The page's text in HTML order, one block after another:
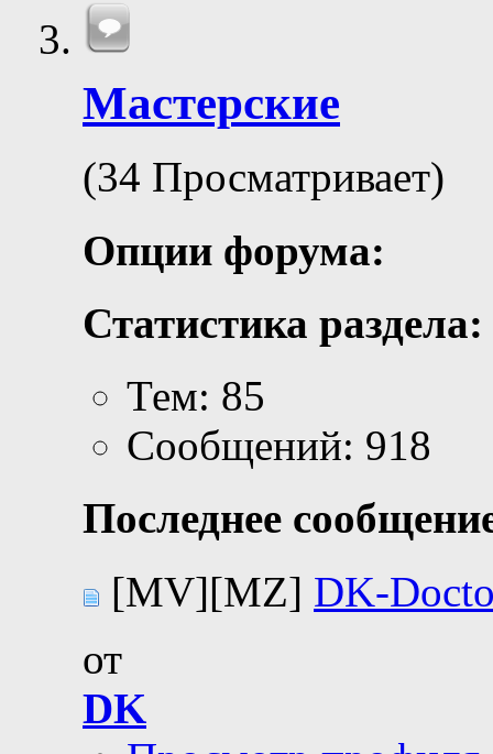
Мастерские
(34 Просматривает)
Опции форума:
Статистика раздела:
Тем: 85
Сообщений: 918
Последнее
[MV][MZ] DK-
от
DK